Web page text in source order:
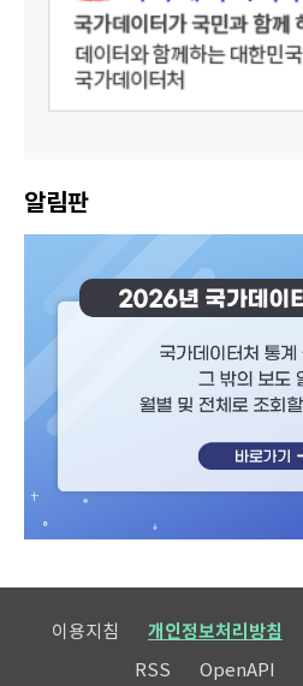
알림판
이용지침 개인정보처리방침
RSS
OpenAPI